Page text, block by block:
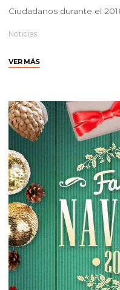
Ciudadanos durante el
Noticias
VER MÁS"Es
dependencia
municipal
mejor